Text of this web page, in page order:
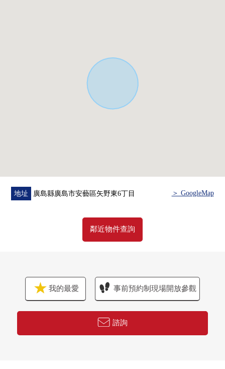
首先，在免付費專線，請命令擁有房地產的概要。
※也承受關於南區、東區、府中町以外的房地產的出售的
(因為有不能夠辦理的居住地所以請諒解)
地址 廣島縣廣島市安藝區矢野東6丁目 ＞ GoogleMap
鄰近物件查詢
我的最愛 事前預約制現場開放參觀
諮詢